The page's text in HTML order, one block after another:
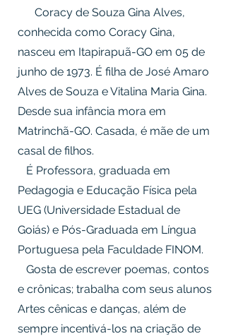
Coracy de Souza Gina Alves,
conhecida como Coracy Gina,
nasceu em Itapirapuã-GO em 05 de
junho de 1973. É filha de José Amaro
Alves de Souza e Vitalina Maria Gina.
Desde sua infância mora em
Matrinchã-GO. Casada, é mãe de um
casal de filhos.
É Professora, graduada em
Pedagogia e Educação Física pela
UEG (Universidade Estadual de
Goiás) e Pós-Graduada em Língua
Portuguesa pela Faculdade FINOM.
Gosta de escrever poemas, contos
e crônicas; trabalha com seus alunos
Artes cênicas e danças, além de
sempre incentivá-los na criação de